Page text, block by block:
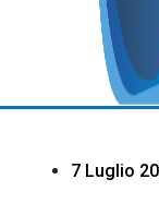
7 Luglio